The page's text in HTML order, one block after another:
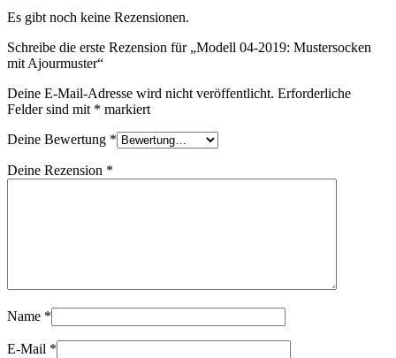
Es gibt noch keine Rezensionen.
Schreibe die erste Rezension für „Modell 04-2019: Mustersocken
mit Ajourmuster“
Deine E-Mail-Adresse wird nicht veröffentlicht. Erforderliche
Felder sind mit * markiert
Deine Bewertung *
Deine Rezension *
Name *
E-Mail *